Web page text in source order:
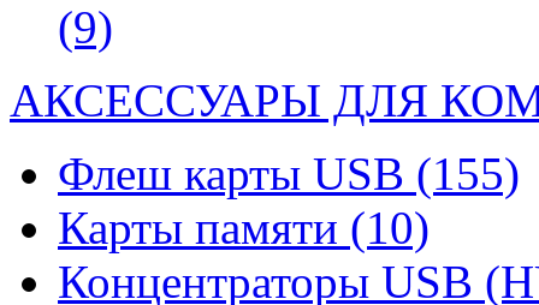
(9)
АКСЕССУАРЫ ДЛЯ
Флеш карты USB (155)
Карты памяти (10)
Концентраторы USB